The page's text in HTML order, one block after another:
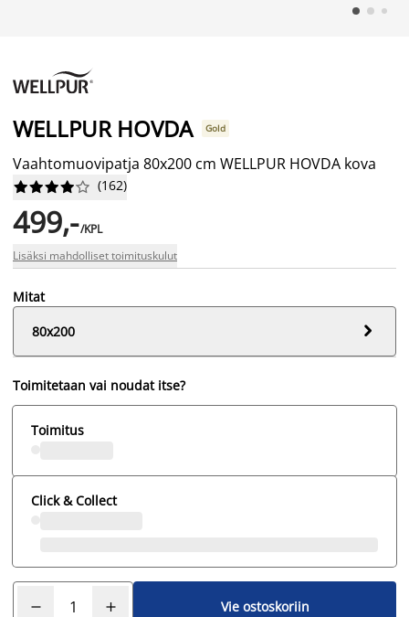
WELLPUR HOVDA Gold
Vaahtomuovipatja 80x200 cm WELLPUR HOVDA kova





 (162)
499,-/KPL
Lisäksi mahdolliset toimituskulut
Mitat
80x200

Toimitetaan vai noudat itse?
Toimitus
Click & Collect
Vie ostoskoriin